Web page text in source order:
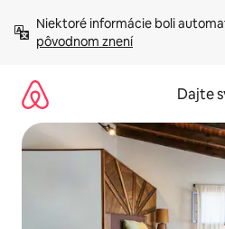
obsah.
Niektoré informácie boli
pôvodnom znení
Dajte